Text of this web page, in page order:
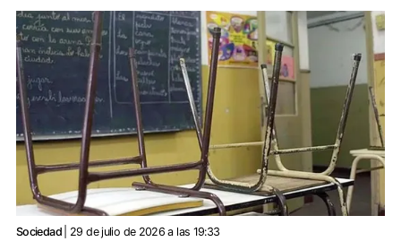
Sociedad | 29 de julio de 2026 a las 19:33